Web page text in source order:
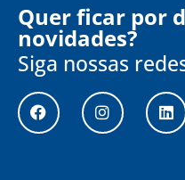
Quer ficar por
novidades?
Siga nossas